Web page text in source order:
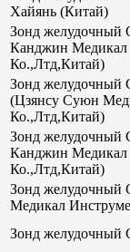
Хайянь (Китай)
Зонд желудочный
Канджин Медикал
Ко.,Лтд,Китай)
Зонд желудочный
(Цзянсу Суюн
Ко.,Лтд,Китай)
Зонд желудочный
Канджин Медикал
Ко.,Лтд,Китай)
Зонд желудочный
Медикал
Зонд желудочный